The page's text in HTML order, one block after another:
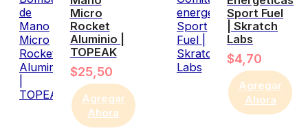
Micro
Rocket
Aluminio |
TOPEAK
$25,50
Agregar
Ahora
Sport Fuel
| Skratch
Labs
$4,70
Agregar
Ahora